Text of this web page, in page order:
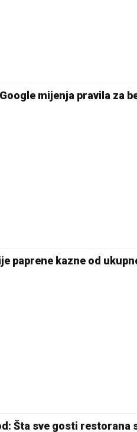
mijenja pravila za
paprene kazne od
Šta sve gosti restorana